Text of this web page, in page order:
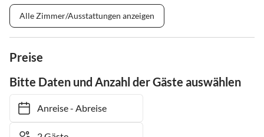
Alle Zimmer/Ausstattungen anzeigen
Preise
Bitte Daten und Anzahl der Gäste auswählen
Anreise- Abreise